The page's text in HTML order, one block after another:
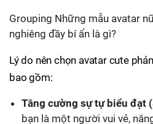
Grouping Những mẫu avatar
nghiêng đầy bí ẩn là gì?
Lý do nên chọn avatar cute
bao gồm:
Tăng cường sự tự biểu đạt
bạn là một người vui vẻ,